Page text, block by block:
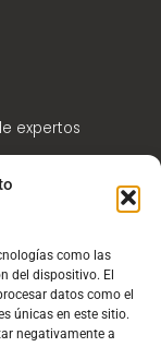
como las
del dispositivo. El
datos como el
únicas en este sitio.
negativamente a
expertos
PBC/FT